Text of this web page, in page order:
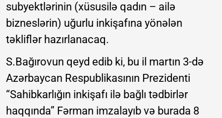
subyektlərinin (xüsusilə qadın – ailə
bizneslərin) uğurlu inkişafına yönələn
təkliflər hazırlanacaq.
S.Bağırovun qeyd edib ki, bu il martın 3-də
Azərbaycan Respublikasının Prezidenti
“Sahibkarlığın inkişafı ilə bağlı tədbirlər
haqqında” Fərman imzalayıb və burada 8